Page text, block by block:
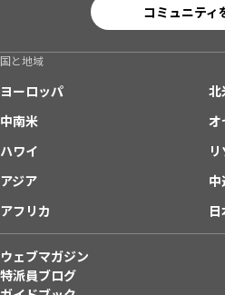
コミュニティ
国と地域
ヨーロッパ
北
中南米
オ
ハワイ
アジア
アフリカ
ウェブマガジン
特派員ブログ